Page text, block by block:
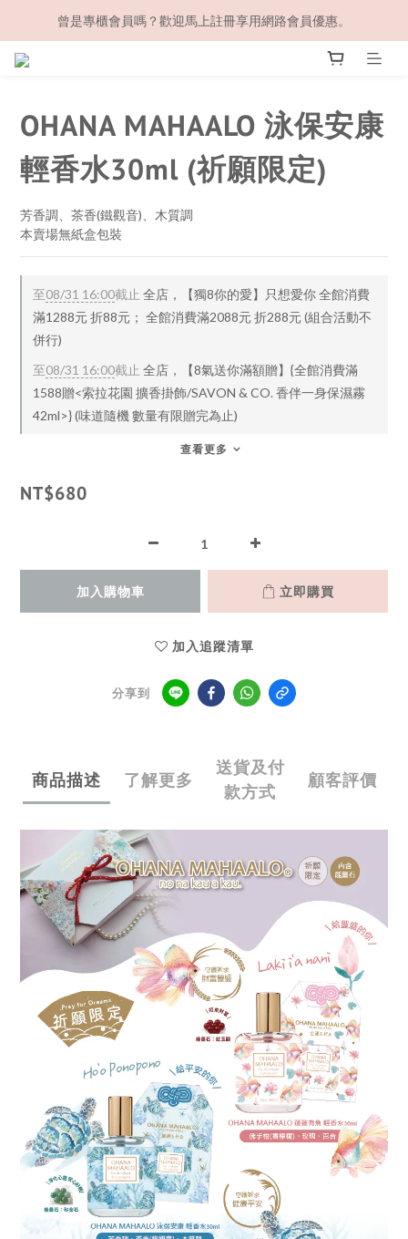
曾是專櫃會員嗎？歡迎馬上註冊享用網路會員優惠。
OHANA MAHAALO 泳保安康
輕香水30ml (祈願限定)
芳香調、茶香(鐵觀音)、木質調
本賣場無紙盒包裝
至08/31 16:00截止 全店，【獨8你的愛】只想愛你 全館消費
滿1288元 折88元； 全館消費滿2088元 折288元 (組合活動不
併行)
至08/31 16:00截止 全店，【8氣送你滿額贈】{全館消費滿
1588贈<索拉花園 擴香掛飾/SAVON & CO. 香伴一身保濕霧
42ml>} (味道隨機 數量有限贈完為止)
查看更多
NT$680
加入購物車 立即購買
加入追蹤清單
分享到
商品描述 了解更多
送貨及付
款方式
顧客評價